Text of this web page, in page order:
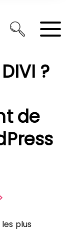
?
de
plus